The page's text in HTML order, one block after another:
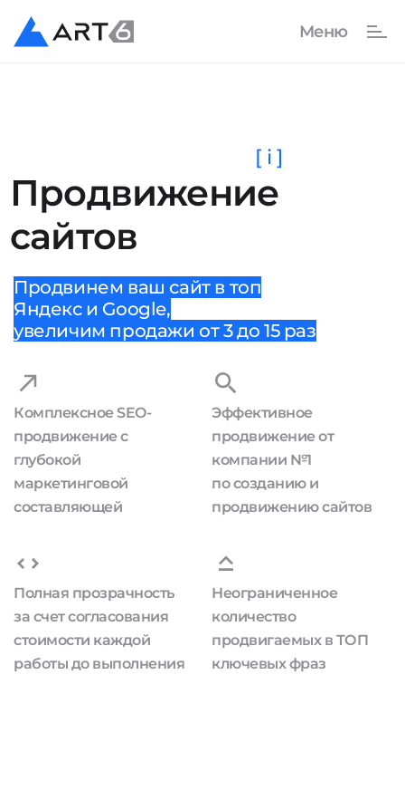
Продвижение
сайтов
[ i ]
Продвинем ваш сайт в топ
Яндекс и Google,
увеличим продажи от 3 до 15 раз
Комплексное SEO-
продвижение с
глубокой
маркетинговой
составляющей
Эффективное
продвижение от
компании №1
по созданию и
продвижению сайтов
Полная прозрачность
за счет согласования
стоимости каждой
работы до выполнения
Неограниченное
количество
продвигаемых в ТОП
ключевых фраз